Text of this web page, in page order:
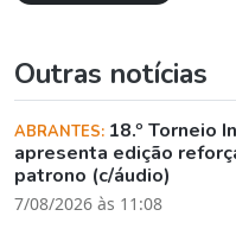
Outras notícias
ABRANTES: 18.º Torneio
apresenta edição
patrono (c/áudio)
7/08/2026 às 11:08